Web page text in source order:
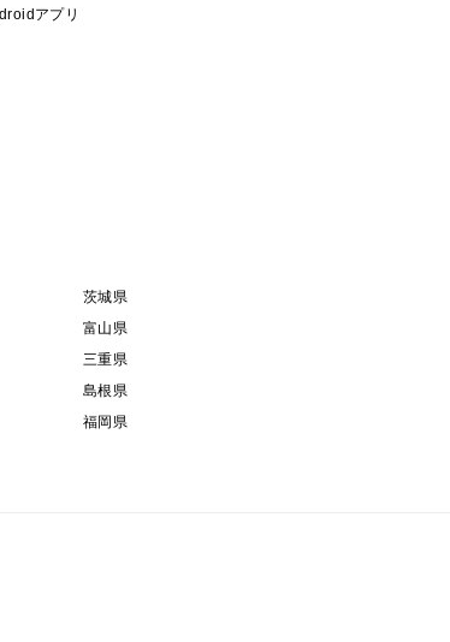
アプリ
茨城県
富山県
三重県
島根県
福岡県